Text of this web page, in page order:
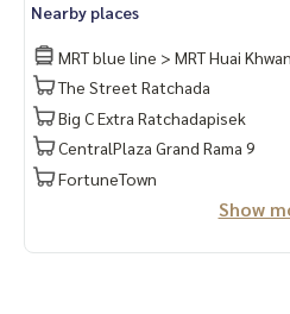
รับฝาก ขาย-เช่า คอนโด บ้าน ที่ดิน
Nearby places
MRT blue line > MRT Huai
The Street Ratchada
Big C Extra Ratchadapisek
CentralPlaza Grand Rama 9
FortuneTown
Show